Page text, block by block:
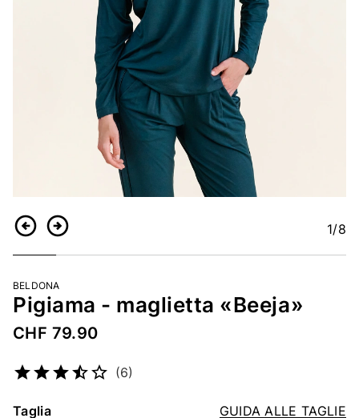
IndietroContinua 1/8
BELDONA
Pigiama - maglietta «Beeja»
CHF 79.90
(6)
GUIDA ALLE TAGLIE
Taglia